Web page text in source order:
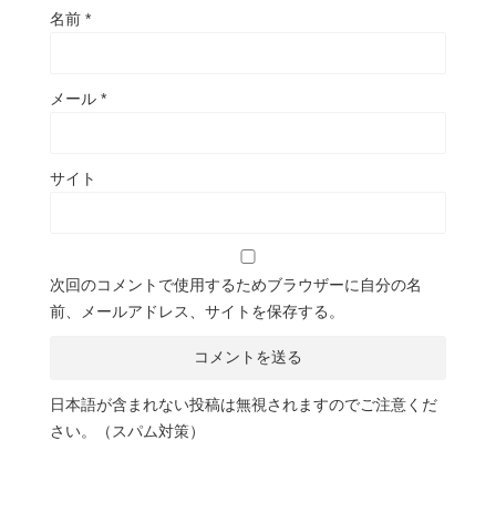
名前 *
メール *
サイト
次回のコメントで使用するためブラウザーに自分の名
前、メールアドレス、サイトを保存する。
日本語が含まれない投稿は無視されますのでご注意くだ
さい。（スパム対策）